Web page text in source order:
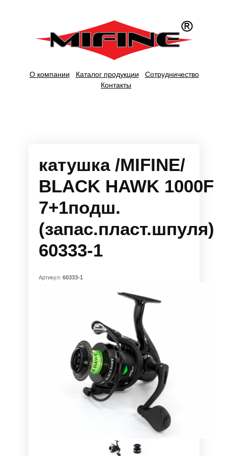
О компании Каталог продукции
Сотрудничество
Контакты
катушка /MIFINE/
BLACK HAWK 1000F
7+1подш.
(запас.пласт.шпуля)
60333-1
Артикул: 60333-1